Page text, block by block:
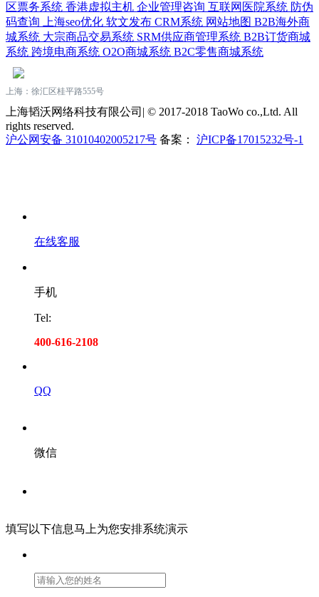
区票务系统 香港虚拟主机 企业管理咨询 互联网医院系统 防伪
码查询
上海seo优化 软文发布 CRM系统 网站地图 B2B海外商
城系统 大宗商品交易系统 SRM供应商管理系统 B2B订货商城
系统 跨境电商系统 O2O商城系统 B2C零售商城系统
上海：徐汇区桂平路555号
上海韬沃网络科技有限公司| © 2017-2018 TaoWo co.,Ltd. All
rights reserved.
沪公网安备 31010402005217号 备案： 沪ICP备17015232号-1
在线客服
手机
Tel:
400-616-2108
QQ
微信
填写以下信息马上为您安排系统演示